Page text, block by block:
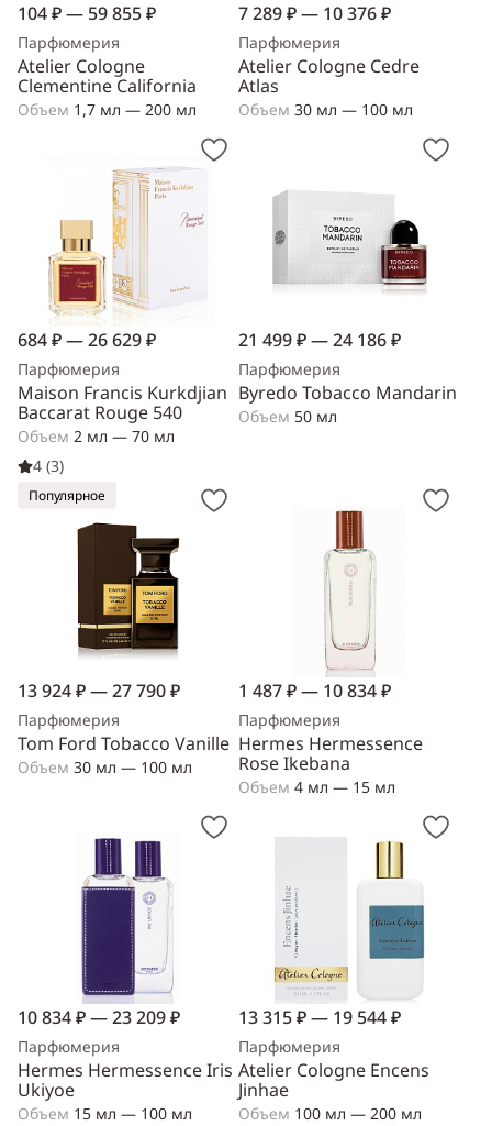
104 ₽ — 59 855 ₽
Парфюмерия
Atelier Cologne
Clementine California
Объем 1,7 мл — 200 мл
7 289 ₽ — 10 376 ₽
Парфюмерия
Atelier Cologne Cedre
Atlas
Объем30 мл — 100 мл
684 ₽ — 26 629 ₽
Парфюмерия
Maison Francis Kurkdjian
Baccarat Rouge 540
Объем 2 мл — 70 мл
4 (3)
21 499 ₽ — 24 186 ₽
Парфюмерия
Byredo Tobacco Mandarin
Объем 50 мл
Популярное
13 924 ₽ — 27 790 ₽
Парфюмерия
Tom Ford Tobacco Vanille
Объем 30 мл — 100 мл
1 487 ₽ — 10 834 ₽
Парфюмерия
Hermes Hermessence
Rose Ikebana
Объем4 мл — 15 мл
10 834 ₽ — 23 209 ₽
Парфюмерия
Hermes Hermessence Iris
Ukiyoe
Объем 15 мл — 100 мл
13 315 ₽ — 19 544 ₽
Парфюмерия
Atelier Cologne Encens
Jinhae
Объем 100 мл — 200 мл